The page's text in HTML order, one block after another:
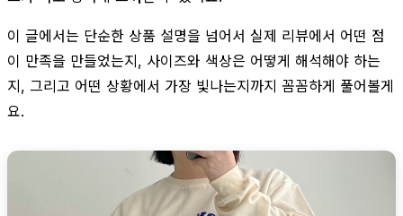
이 글에서는 단순한 상품 설명을 넘어서 실제 리뷰에서 어떤 점
이 만족을 만들었는지, 사이즈와 색상은 어떻게 해석해야 하는
지, 그리고 어떤 상황에서 가장 빛나는지까지 꼼꼼하게 풀어볼게
요.